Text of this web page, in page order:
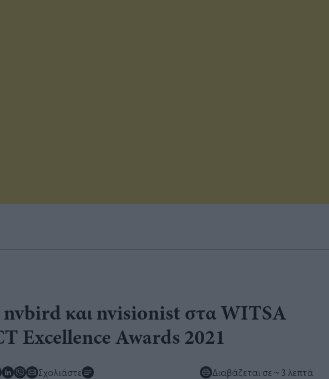
nvbird και nvisionist στα WITSA
Excellence Awards 2021​
Σχολιάστε Διαβάζεται σε ~ 3 λεπτά